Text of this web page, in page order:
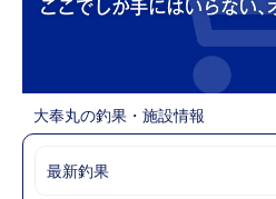
大奉丸の釣果・施設情報
最新釣果